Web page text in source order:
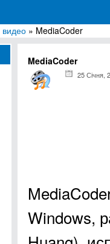
программ для Windows
» MediaCoder
MediaCoder
25 Січня,
Windows,